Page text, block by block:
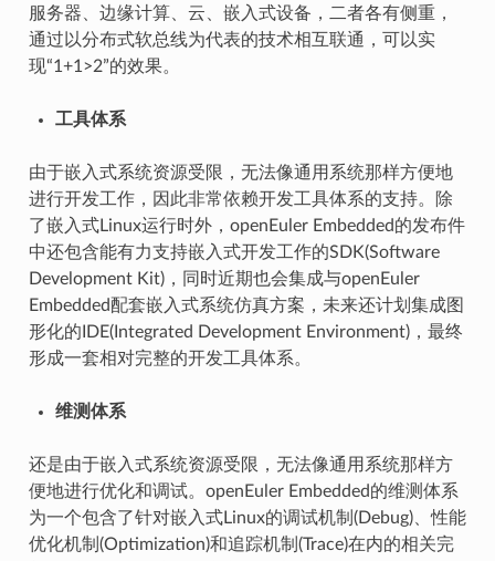
服务器、边缘计算、云、嵌入式设备，二者各有侧重，
通过以分布式软总线为代表的技术相互联通，可以实
现“1+1>2”的效果。
工具体系
由于嵌入式系统资源受限，无法像通用系统那样方便地
进行开发工作，因此非常依赖开发工具体系的支持。除
了嵌入式Linux运行时外，openEuler Embedded的发布件
中还包含能有力支持嵌入式开发工作的SDK(Software
Development Kit)，同时近期也会集成与openEuler
Embedded配套嵌入式系统仿真方案，未来还计划集成图
形化的IDE(Integrated Development Environment)，最终
形成一套相对完整的开发工具体系。
维测体系
还是由于嵌入式系统资源受限，无法像通用系统那样方
便地进行优化和调试。openEuler Embedded的维测体系
为一个包含了针对嵌入式Linux的调试机制(Debug)、性能
优化机制(Optimization)和追踪机制(Trace)在内的相关完